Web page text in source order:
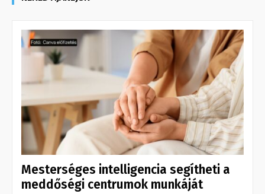
Mesterséges intelligencia segítheti a
meddőségi centrumok munkáját